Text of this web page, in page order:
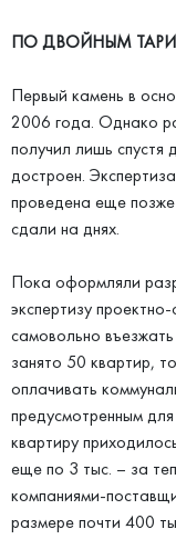
ПО ДВОЙНЫМ
Первый камень в
2006 года. Однако
получил лишь спустя
достроен.
проведена еще
сдали на днях.
Пока оформляли
экспертизу
самовольно
занято 50 квартир,
оплачивать
предусмотренным
квартиру
еще по 3 тыс. – за
компаниями-
размере почти 400